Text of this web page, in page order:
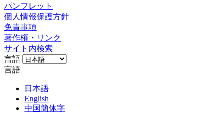
パンフレット
個人情報保護方針
免責事項
著作権・リンク
サイト内検索
言語
言語
日本語
English
中国簡体字